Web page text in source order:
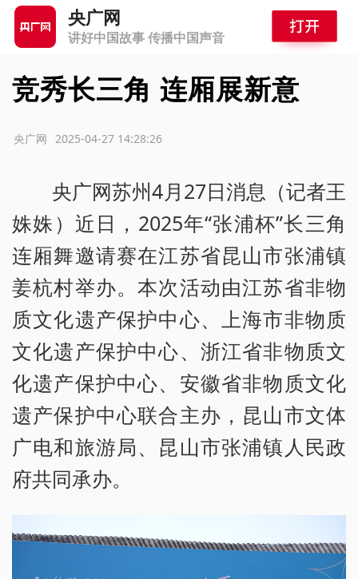
央广网
讲好中国故事 传播中国声音
竞秀长三角 连厢展新意
2025-04-27 14:28:26
央广网
央广网苏州4月27日消息（记者王
姝姝）近日，2025年“张浦杯”长三角
连厢舞邀请赛在江苏省昆山市张浦镇
姜杭村举办。本次活动由江苏省非物
质文化遗产保护中心、上海市非物质
文化遗产保护中心、浙江省非物质文
化遗产保护中心、安徽省非物质文化
遗产保护中心联合主办，昆山市文体
广电和旅游局、昆山市张浦镇人民政
府共同承办。